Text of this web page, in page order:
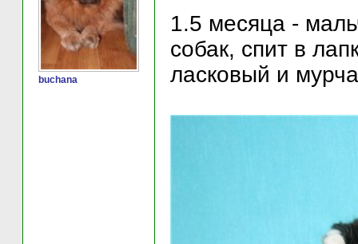
buchana
1.5 месяца -
собак, спит в
ласковый и